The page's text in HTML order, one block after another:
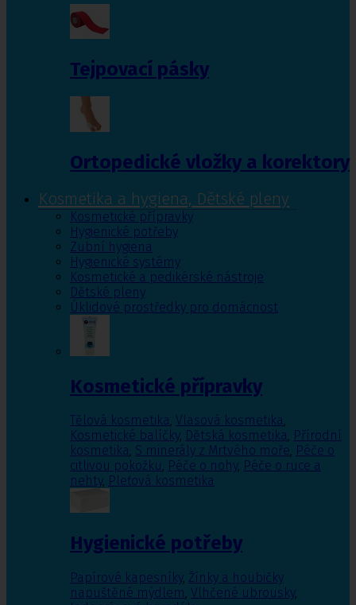
Tejpovací pásky
Ortopedické vložky a korektory
Kosmetika a hygiena, Dětské pleny
Kosmetické přípravky
Hygienické potřeby
Zubní hygiena
Hygienické systémy
Kosmetické a pedikérské nástroje
Dětské pleny
Úklidové prostředky pro domácnost
Kosmetické přípravky
Tělová kosmetika, Vlasová kosmetika,
Kosmetické balíčky, Dětská kosmetika, Přírodní
kosmetika, S minerály z Mrtvého moře, Péče o
citlivou pokožku, Péče o nohy, Péče o ruce a
nehty, Pleťová kosmetika
Hygienické potřeby
Papírové kapesníky, Žínky a houbičky
napuštěné mýdlem, Vlhčené ubrousky,